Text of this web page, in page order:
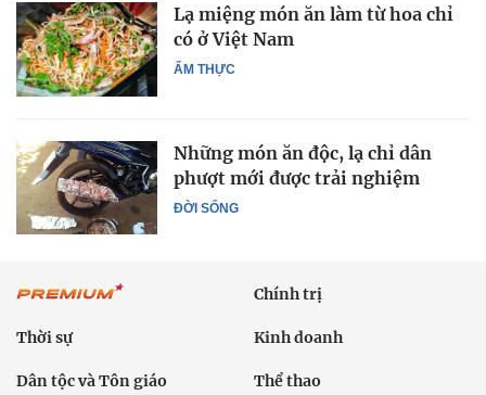
ẨM THỰC
Lạ miệng món ăn làm từ hoa chỉ
có ở Việt Nam
ĐỜI SỐNG
Những món ăn độc, lạ chỉ dân
phượt mới được trải nghiệm
Chính trị
Thời sự Kinh doanh
Dân tộc và Tôn giáo Thể thao